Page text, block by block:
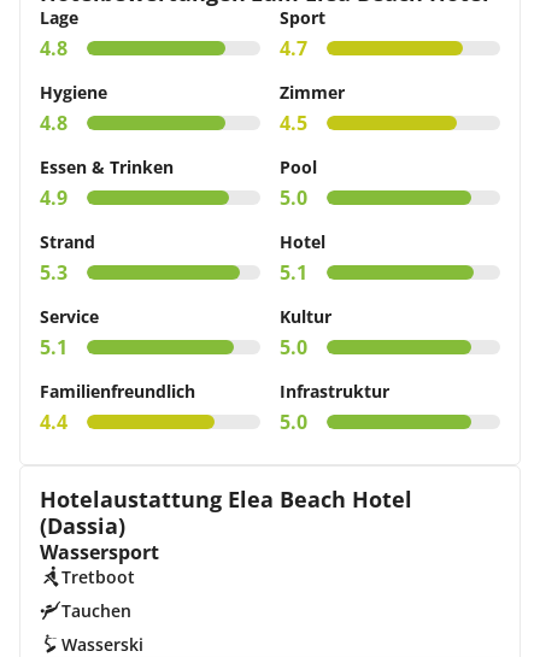
Lage
4.8
Sport
4.7
Hygiene
4.8
Zimmer
4.5
Essen & Trinken
4.9
Pool
5.0
Strand
5.3
Hotel
5.1
Service
5.1
Kultur
5.0
Familienfreundlich
4.4
Infrastruktur
5.0
Hotelaustattung Elea Beach Hotel
(Dassia)
Wassersport
Tretboot
Tauchen
Wasserski